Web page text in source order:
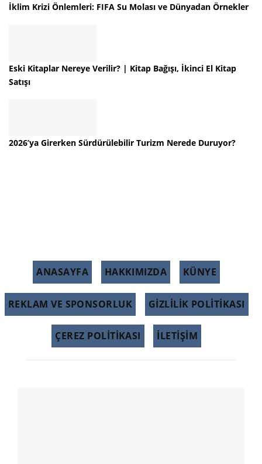
İklim Krizi Önlemleri: FIFA Su Molası ve Dünyadan Örnekler
Eski Kitaplar Nereye Verilir? | Kitap Bağışı, İkinci El Kitap
Satışı
2026’ya Girerken Sürdürülebilir Turizm Nerede Duruyor?
ANASAYFA HAKKIMIZDA KÜNYE
REKLAM VE SPONSORLUK GIZLILIK POLITIKASI
ÇEREZ POLITIKASI İLETİŞİM